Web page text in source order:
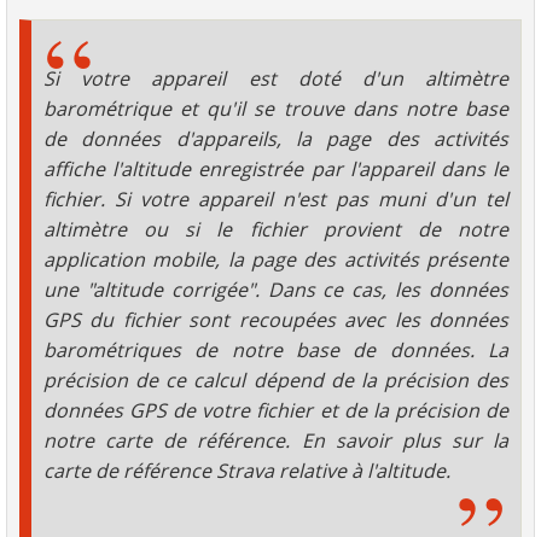
Si votre appareil est doté d'un altimètre
barométrique et qu'il se trouve dans notre base
de données d'appareils, la page des activités
affiche l'altitude enregistrée par l'appareil dans le
fichier. Si votre appareil n'est pas muni d'un tel
altimètre ou si le fichier provient de notre
application mobile, la page des activités présente
une "altitude corrigée". Dans ce cas, les données
GPS du fichier sont recoupées avec les données
barométriques de notre base de données. La
précision de ce calcul dépend de la précision des
données GPS de votre fichier et de la précision de
notre carte de référence. En savoir plus sur la
carte de référence Strava relative à l'altitude.